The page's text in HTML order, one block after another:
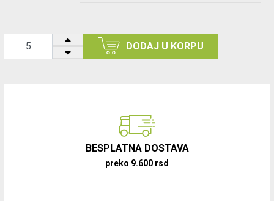
DODAJ U KORPU
BESPLATNA DOSTAVA
preko 9.600 rsd